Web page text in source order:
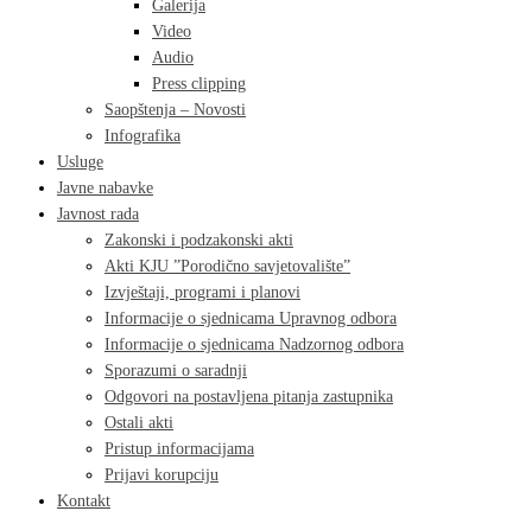
Galerija
Video
Audio
Press clipping
Saopštenja – Novosti
Infografika
Usluge
Javne nabavke
Javnost rada
Zakonski i podzakonski akti
Akti KJU ”Porodično savjetovalište”
Izvještaji, programi i planovi
Informacije o sjednicama Upravnog odbora
Informacije o sjednicama Nadzornog odbora
Sporazumi o saradnji
Odgovori na postavljena pitanja zastupnika
Ostali akti
Pristup informacijama
Prijavi korupciju
Kontakt